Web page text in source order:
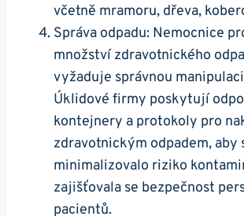
včetně mramoru, dřeva,
Správa odpadu: Nemocnice
množství zdravotnického
vyžaduje správnou
Úklidové firmy poskytují
kontejnery a protokoly pro
zdravotnickým odpadem, aby
minimalizovalo riziko
zajišťovala se bezpečnost
pacientů.